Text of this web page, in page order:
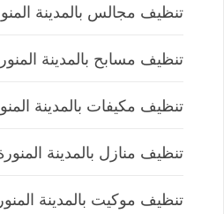
تنظيف مجالس بالمدينة
تنظيف مسابح بالمدينة
تنظيف مكيفات بالمدينة
تنظيف منازل بالمدينة
تنظيف موكيت بالمدينة